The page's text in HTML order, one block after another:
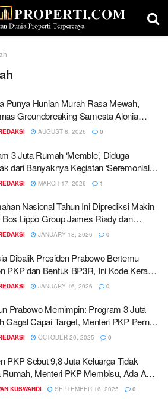
Punya Hunian Murah Rasa Mewah,
Groundbreaking Samesta Alonia
AUGUST 8, 2026 0
3 Juta Rumah ‘Memble’, Diduga
dari Banyaknya Kegiatan ‘Seremonial’
PKPMARCH 17, 2026 1
Nasional Tahun Ini Diprediksi Makin
Bos Lippo Group James Riady dan
PKP Beda Pendapat?
JANUARY 18, 2026 0
Dibalik Presiden Prabowo Bertemu
PKP dan Bentuk BP3R, Ini Kode Keras
Sirait
JANUARY 16, 2026 0
Prabowo Memimpin: Program 3 Juta
Gagal Capai Target, Menteri PKP Pernah
Direshuffle
OCTOBER 20, 2025 0
PKP Sebut 9,8 Juta Keluarga Tidak
Rumah, Menteri PKP Membisu, Ada Apa
KUSWANDI SEPTEMBER 16, 2025 0